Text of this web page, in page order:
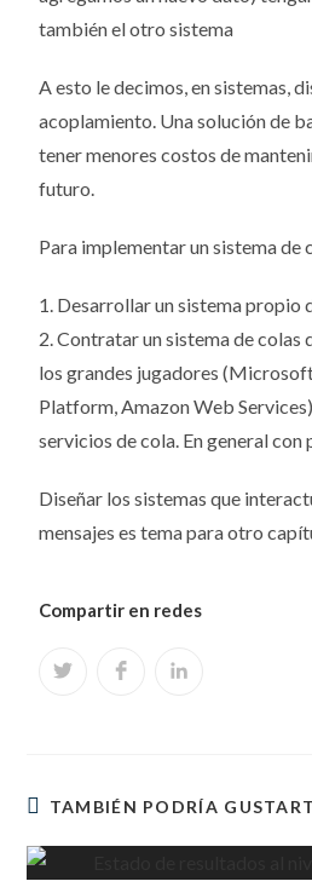
también el otro sistema
A esto le decimos, en sistemas,
acoplamiento. Una solución de
tener menores costos de
futuro.
Para implementar un sistema de
1. Desarrollar un sistema propio
2. Contratar un sistema de colas
los grandes jugadores
Platform, Amazon Web
servicios de cola. En general con
Diseñar los sistemas que
mensajes es tema para otro
Compartir en redes
TAMBIÉN PODRÍA